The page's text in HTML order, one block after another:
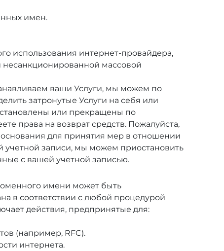
имен.
использования интернет-провайдера,
массовой
ваши Услуги, мы можем по
затронутые Услуги на себя или
или прекращены по
права на возврат средств. Пожалуйста,
основания для принятия мер в отношении
учетной записи, мы можем приостановить
с вашей учетной записью.
имени может быть
в соответствии с любой процедурой
действия, предпринятые для:
(например, RFC).
интернета.